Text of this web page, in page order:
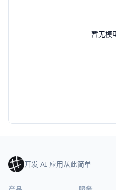
暂无模
开发 AI 应用从此简单